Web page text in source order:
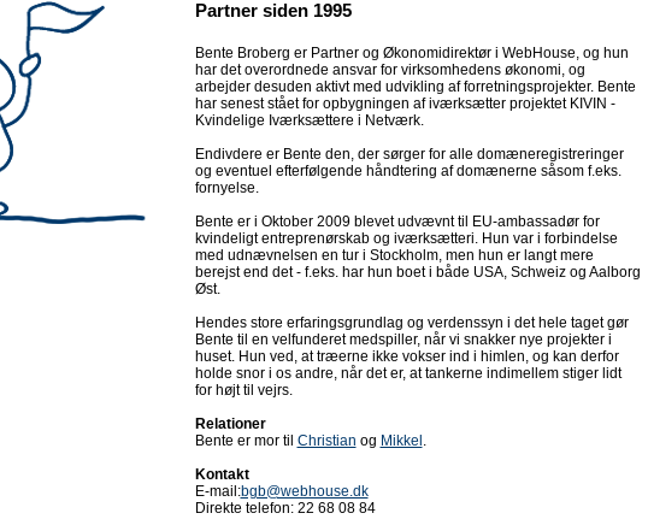
Partner siden 1995
Bente Broberg er Partner og Økonomidirektør i WebHouse, og hun
har det overordnede ansvar for virksomhedens økonomi, og
arbejder desuden aktivt med udvikling af forretningsprojekter. Bente
har senest stået for opbygningen af iværksætter projektet KIVIN -
Kvindelige Iværksættere i Netværk.
Endivdere er Bente den, der sørger for alle domæneregistreringer
og eventuel efterfølgende håndtering af domænerne såsom f.eks.
fornyelse.
Bente er i Oktober 2009 blevet udvævnt til EU-ambassadør for
kvindeligt entreprenørskab og iværksætteri. Hun var i forbindelse
med udnævnelsen en tur i Stockholm, men hun er langt mere
berejst end det - f.eks. har hun boet i både USA, Schweiz og Aalborg
Øst.
Hendes store erfaringsgrundlag og verdenssyn i det hele taget gør
Bente til en velfunderet medspiller, når vi snakker nye projekter i
huset. Hun ved, at træerne ikke vokser ind i himlen, og kan derfor
holde snor i os andre, når det er, at tankerne indimellem stiger lidt
for højt til vejrs.
Relationer
Bente er mor til Christian og Mikkel
Kontakt
E-mail:bgb@webhouse.dk
Direkte telefon: 22 68 08 84